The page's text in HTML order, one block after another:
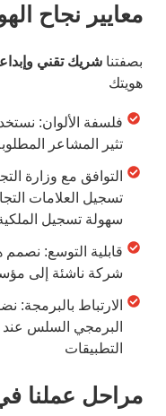
معايير نجاح
بصفتنا شريك تقني
هويتك
فلسفة الألوان:
تثير المشاعر
التوافق مع وزارة
تسجيل العلامات
سهولة تسجيل
قابلية التوسع:
شركة ناشئة إلى
الارتباط بالبرمجة:
البرمجي السلس عند
التطبيقات
مراحل عملنا